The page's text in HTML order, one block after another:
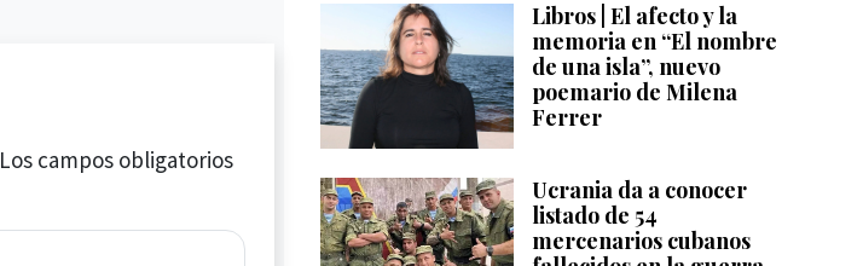
Los campos obligatorios
Libros | El afecto y la
memoria en “El nombre
de una isla”, nuevo
poemario de Milena
Ferrer
Ucrania da a conocer
listado de 54
mercenarios cubanos